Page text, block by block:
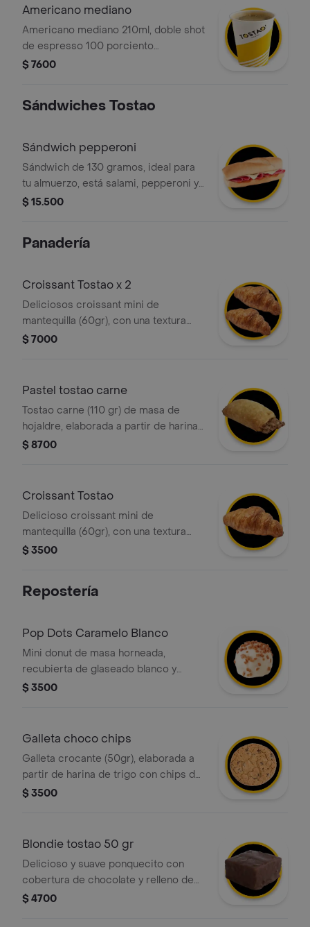
Americano mediano
Americano mediano 210ml, doble shot
de espresso 100 porciento
colombiano, diluido con agua. sabor
$ 7600
Sándwiches Tostao
Sándwich pepperoni
Sándwich de 130 gramos, ideal para
tu almuerzo, está salami, pepperoni y
queso. además, el pan está
$ 15.500
Panadería
Croissant Tostao x 2
Deliciosos croissant mini de
mantequilla (60gr), con una textura
crujiente por fuera y suave por
mantequilla. ¡perfecto para cualquier
$ 7000
Pastel tostao carne
Tostao carne (110 gr) de masa de
hojaldre, elaborada a partir de harina
de trigo fortificada, grasa vegetal y
$ 8700
Croissant Tostao
Delicioso croissant mini de
mantequilla (60gr), con una textura
crujiente por fuera y suave por
mantequilla. ¡perfecto para cualquier
$ 3500
Repostería
Pop Dots Caramelo Blanco
Mini donut de masa horneada,
recubierta de glaseado blanco y
decorada con trocitos de caramelo
$ 3500
Galleta choco chips
Galleta crocante (50gr), elaborada a
partir de harina de trigo con chips de
chocolate.
$ 3500
Blondie tostao 50 gr
Delicioso y suave ponquecito con
cobertura de chocolate y relleno de
vainilla con chips
$ 4700